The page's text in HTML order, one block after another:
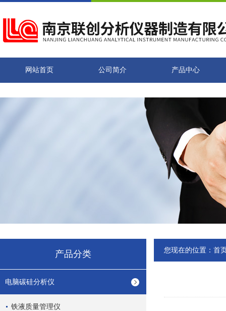
网站首页 公司简介 产品中心
产品分类
电脑碳硅分析仪
铁液质量管理仪
您现在的位置： 首